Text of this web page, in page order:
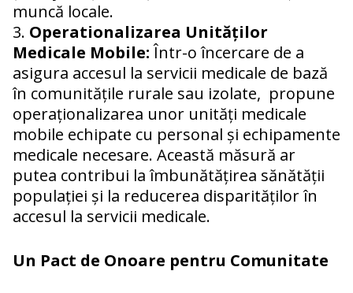
muncă locale.
Operationalizarea Unităților
Medicale Mobile:Într-o încercare de a
asigura accesul la servicii medicale de bază
în comunitățile rurale sau izolate, propune
operaționalizarea unor unități medicale
mobile echipate cu personal și echipamente
medicale necesare. Această măsură ar
putea contribui la îmbunătățirea sănătății
populației și la reducerea disparităților în
accesul la servicii medicale.
Un Pact de Onoare pentru Comunitate